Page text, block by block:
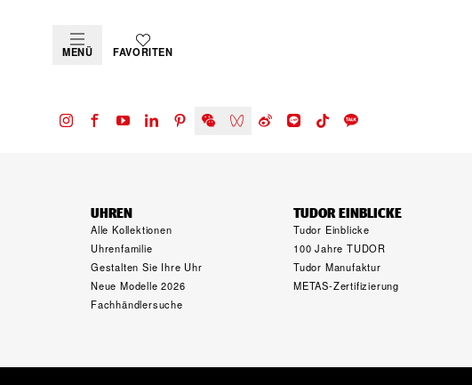
MENÜ FAVORITEN
UHREN
Alle Kollektionen
Uhrenfamilie
Gestalten Sie Ihre Uhr
Neue Modelle 2026
Fachhändlersuche
TUDOR EINBLICKE
Tudor Einblicke
100 Jahre TUDOR
Tudor Manufaktur
METAS-Zertifizierung